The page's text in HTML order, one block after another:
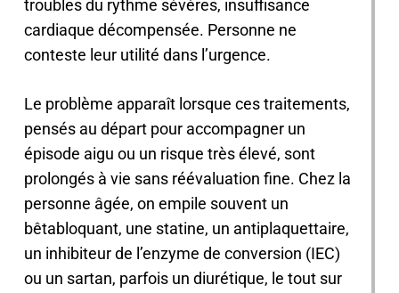
troubles du rythme sévères, insuffisance
cardiaque décompensée. Personne ne
conteste leur utilité dans l’urgence.
Le problème apparaît lorsque ces traitements,
pensés au départ pour accompagner un
épisode aigu ou un risque très élevé, sont
prolongés à vie sans réévaluation fine. Chez la
personne âgée, on empile souvent un
bêtabloquant, une statine, un antiplaquettaire,
un inhibiteur de l’enzyme de conversion (IEC)
ou un sartan, parfois un diurétique, le tout sur